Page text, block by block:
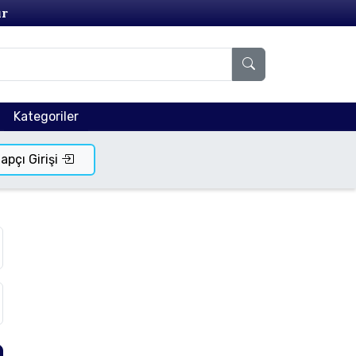
Kategoriler
Girişi